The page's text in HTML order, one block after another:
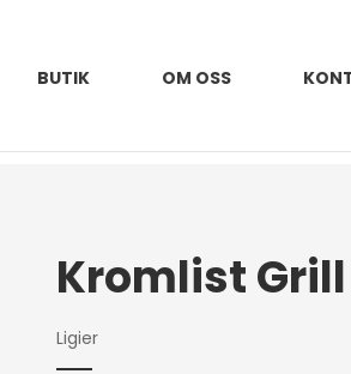
BUTIK OM OSS
Ligier